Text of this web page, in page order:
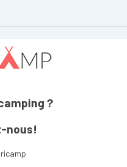
?
nous!